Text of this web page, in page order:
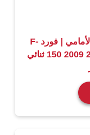
4060092 ممتص الصدمات الأمامي | فورد F-
150 2009 2010 2011 2012 2012 2013 ثنائي